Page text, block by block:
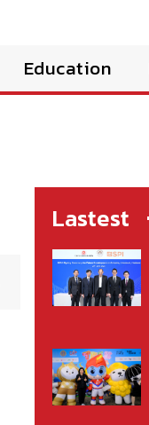
Education
Lastest